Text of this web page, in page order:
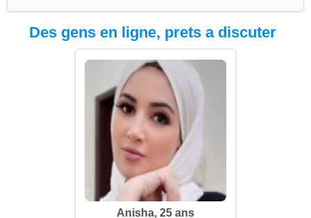
Des gens en ligne, prets a discuter
Anisha, 25 ans